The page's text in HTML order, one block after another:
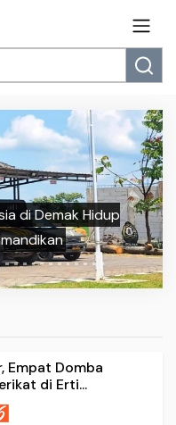
Demak Hidup
Next
Empat Domba
di Erti...